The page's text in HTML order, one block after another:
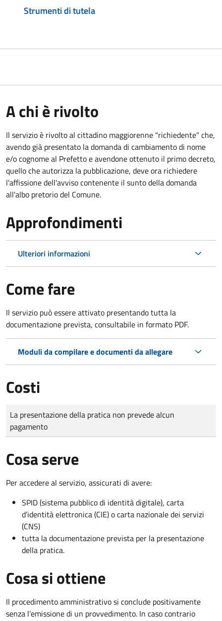
Strumenti di tutela
A chi è rivolto
Il servizio è rivolto al cittadino maggiorenne "richiedente" che,
avendo già presentato la domanda di cambiamento di nome
e/o cognome al Prefetto e avendone ottenuto il primo decreto,
quello che autorizza la pubblicazione, deve ora richiedere
l'affissione dell'avviso contenente il sunto della domanda
all'albo pretorio del Comune.
Approfondimenti
Ulteriori informazioni
Come fare
Il servizio può essere attivato presentando tutta la
documentazione prevista, consultabile in formato PDF.
Moduli da compilare e documenti da allegare
Costi
Tipo di pagamento
Importo
La presentazione della pratica non prevede alcun
pagamento
Cosa serve
Per accedere al servizio, assicurati di avere:
SPID (sistema pubblico di identità digitale), carta
d’identità elettronica (CIE) o carta nazionale dei servizi
(CNS)
tutta la documentazione prevista per la presentazione
della pratica.
Cosa si ottiene
Il procedimento amministrativo si conclude positivamente
senza l’emissione di un provvedimento. In caso contrario